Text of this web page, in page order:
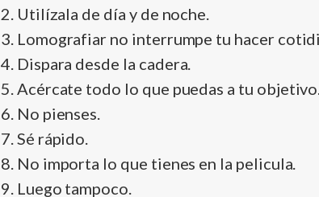
2. Utilí­zala de dí­a y de noche.
3. Lomografiar no interrumpe tu hacer
4. Dispara desde la cadera.
5. Acércate todo lo que puedas a tu
6. No pienses.
7. Sé rápido.
8. No importa lo que tienes en la pelicula.
9. Luego tampoco.